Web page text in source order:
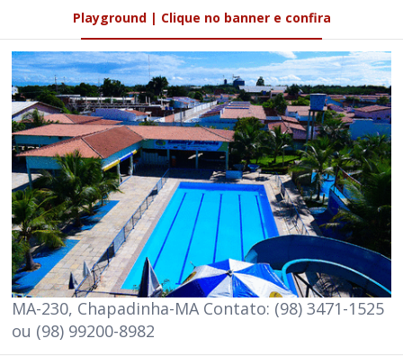
Playground | Clique no banner e confira
MA-230, Chapadinha-MA Contato: (98) 3471-1525
ou (98) 99200-8982